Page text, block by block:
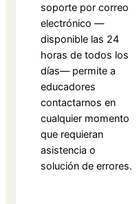
soporte por correo
electrónico —
disponible las 24
horas de todos los
días— permite a
educadores
contactarnos en
cualquier momento
que requieran
asistencia o
solución de errores.